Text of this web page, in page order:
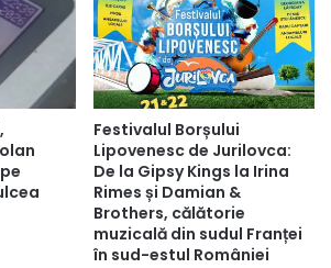
Festivalul Borșului
Lipovenesc de Jurilovca:
De la Gipsy Kings la Irina
Rimes și Damian &
Brothers, călătorie
muzicală din sudul Franței
în sud-estul României